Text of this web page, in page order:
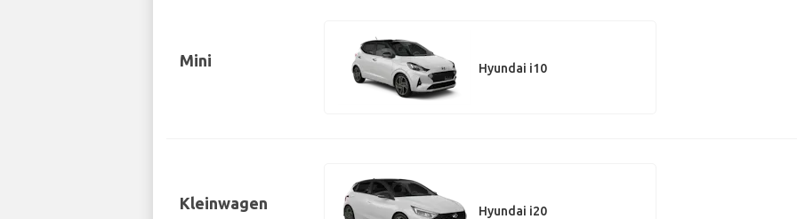
Mini Hyundai i10
Kleinwagen Hyundai i20